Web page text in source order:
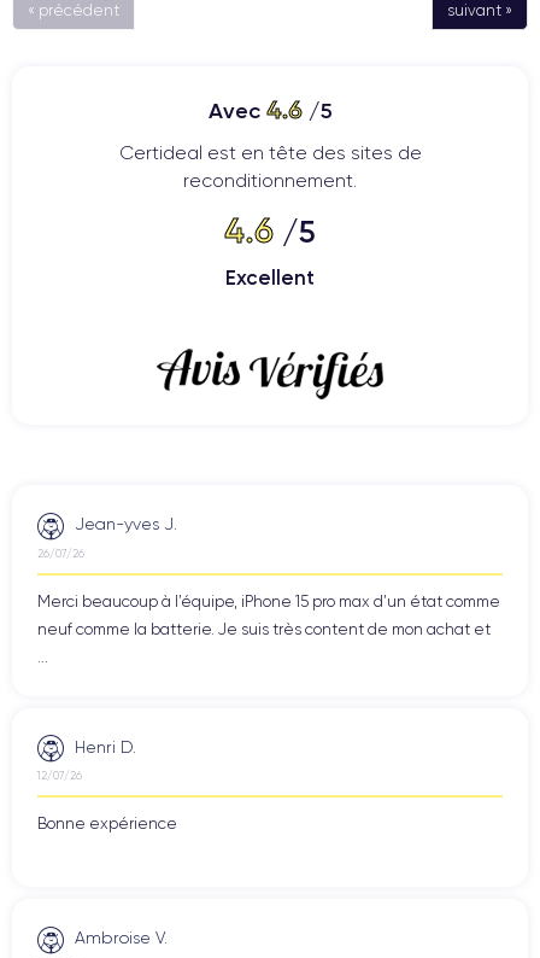
« précédent suivant »
Avec 4.6/5
Certideal est en tête des sites de
reconditionnement.
4.6 /5
Excellent
Jean-yves J.
26/07/26
Merci beaucoup à l’équipe, iPhone 15 pro max d’un état comme
neuf comme la batterie. Je suis très content de mon achat et
Henri D.
12/07/26
Bonne expérience
Ambroise V.